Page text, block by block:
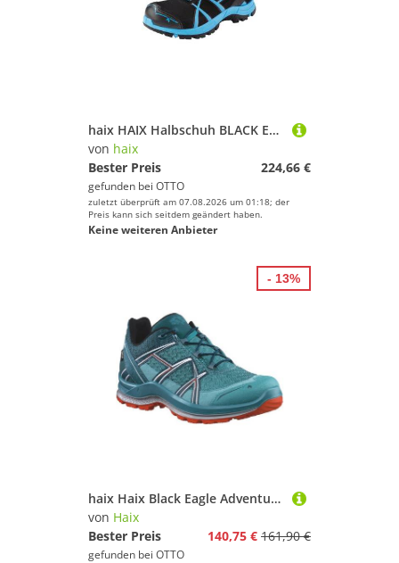
haix HAIX Halbschuh BLACK EAGLE 40.1, LOW, S3, schwarz-blau, Gr. 13,5 (49) Sicherheitsschuh
von haix
Bester Preis
224,66 €
gefunden bei OTTO
zuletzt überprüft am 07.08.2026 um 01:18; der
Preis kann sich seitdem geändert haben.
Keine weiteren Anbieter
haix Haix Black Eagle Adventure 2.2 GTX Ws blau/bunt-kombi Wanderschuh
von Haix
Bester Preis
140,75 € 161,90 €
gefunden bei OTTO
- 13%